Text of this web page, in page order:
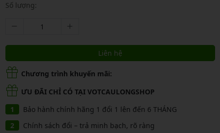
Số lượng:
Liên hệ
Chương trình khuyến mãi:
ƯU ĐÃI CHỈ CÓ TẠI VOTCAULONGSHOP
Bảo hành chính hãng 1 đổi 1 lên đến 6 THÁNG
Chính sách đổi – trả minh bạch, rõ ràng